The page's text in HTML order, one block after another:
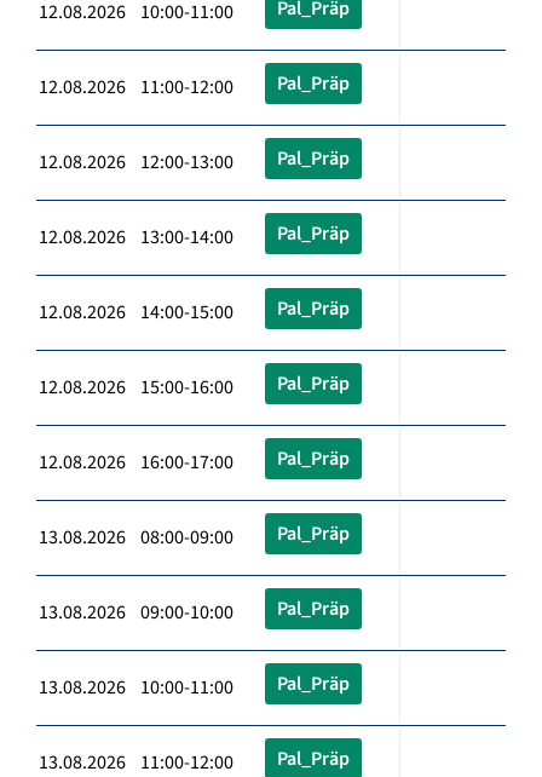
12.08.2026 10:00-11:00 Pal_Präp
12.08.2026 11:00-12:00 Pal_Präp
12.08.2026 12:00-13:00 Pal_Präp
12.08.2026 13:00-14:00 Pal_Präp
12.08.2026 14:00-15:00 Pal_Präp
12.08.2026 15:00-16:00 Pal_Präp
12.08.2026 16:00-17:00 Pal_Präp
13.08.2026 08:00-09:00 Pal_Präp
13.08.2026 09:00-10:00 Pal_Präp
13.08.2026 10:00-11:00 Pal_Präp
13.08.2026 11:00-12:00 Pal_Präp